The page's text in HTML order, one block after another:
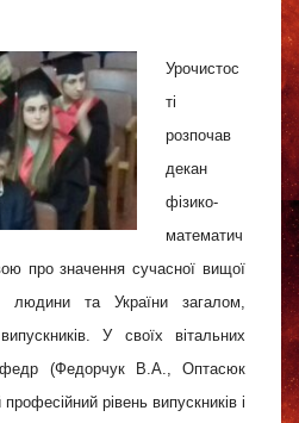
Урочистос
ті
розпочав
декан
фізико-
математич
про значення сучасної вищої
людини та України загалом,
У своїх вітальних
(Федорчук В.А., Оптасюк
рівень випускників і